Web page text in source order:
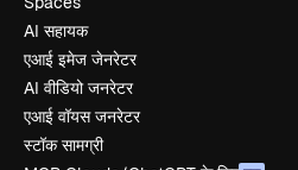
AI सहायक
एआई इमेज जेनरेटर
AI वीडियो जनरेटर
एआई वॉयस जनरेटर
स्टॉक सामग्री